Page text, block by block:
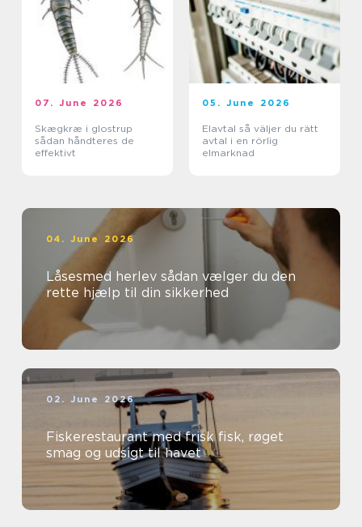
07. June 2026
Skægkræ i glostrup
sådan håndteres de
effektivt
05. June 2026
Elavtal så väljer du rätt
avtal i en rörlig
elmarknad
04. June 2026
Låsesmed herlev sådan vælger du den
rette hjælp til din sikkerhed
02. June 2026
Fiskerestaurant med frisk fisk, røget
smag og udsigt til havet